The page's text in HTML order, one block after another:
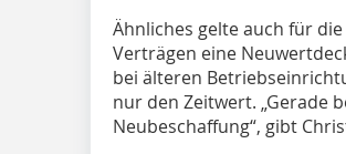
Ähnliches gelte auch für
Verträgen eine
bei älteren
nur den Zeitwert. „Gerade
Neubeschaffung“, gibt